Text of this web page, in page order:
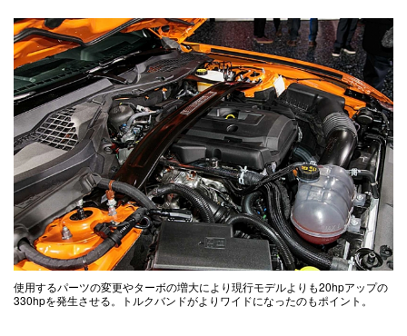
使用するパーツの変更やターボの増大により現行モデルよりも20hpアップの
330hpを発生させる。トルクバンドがよりワイドになったのもポイント。